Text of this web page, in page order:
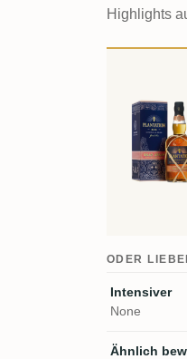
Highlights
ODER
Intensiver
None
Ähnlich